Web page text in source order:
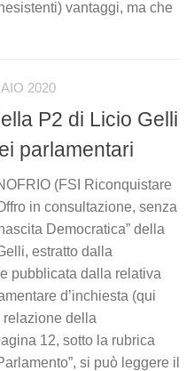
vantaggi, ma che
2020
P2 di Licio Gelli
parlamentari
(FSI Riconquistare
in consultazione, senza
Democratica” della
estratto dalla
pubblicata dalla relativa
d’inchiesta (qui
della
12, sotto la rubrica
si può leggere il